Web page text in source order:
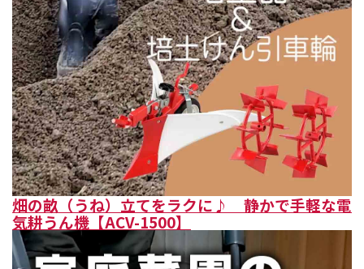
畑の畝（うね）立てをラクに♪ 静かで手軽な電
気耕うん機【ACV-1500】